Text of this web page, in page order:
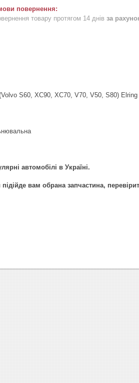
товару протягом 14 днів за
S60, XC90, XC70, V70, V50, S80) Elring
автомобілі в Україні.
вам обрана запчастина,